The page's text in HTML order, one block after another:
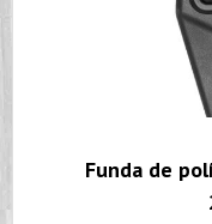
Funda de